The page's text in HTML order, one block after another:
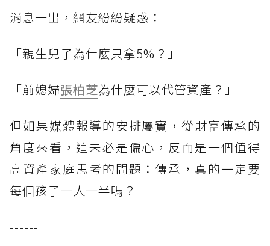
消息一出，網友紛紛疑惑：
「親生兒子為什麼只拿5%？」
「前媳婦張柏芝為什麼可以代管資產？」
但如果媒體報導的安排屬實，從財富傳承的
角度來看，這未必是偏心，反而是一個值得
高資產家庭思考的問題：傳承，真的一定要
每個孩子一人一半嗎？
------